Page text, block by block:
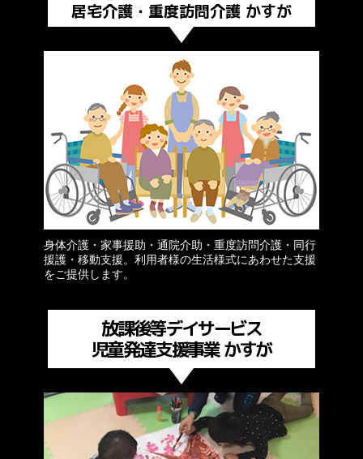
居宅介護・重度訪問介護 かすが
身体介護・家事援助・通院介助・重度訪問介護・同行
援護・移動支援。利用者様の生活様式にあわせた支援
をご提供します。
放課後等デイサービス
児童発達支援事業 かすが